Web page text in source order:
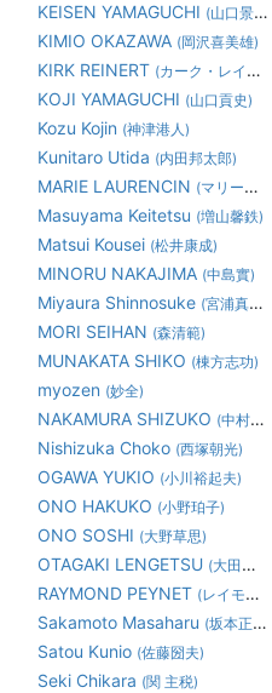
KEISEN YAMAGUCHI (山口景泉)
KIMIO OKAZAWA (岡沢喜美雄)
KIRK REINERT (カーク・レイナート)
KOJI YAMAGUCHI (山口貢史)
Kozu Kojin (神津港人)
Kunitaro Utida (内田邦太郎)
MARIE LAURENCIN (マリーローランサン)
Masuyama Keitetsu (増山馨鉄)
Matsui Kousei (松井康成)
MINORU NAKAJIMA (中島實)
Miyaura Shinnosuke (宮浦真之助)
MORI SEIHAN (森清範)
MUNAKATA SHIKO (棟方志功)
myozen (妙全)
NAKAMURA SHIZUKO (中村静子)
Nishizuka Choko (西塚朝光)
OGAWA YUKIO (小川裕起夫)
ONO HAKUKO (小野珀子)
ONO SOSHI (大野草思)
OTAGAKI LENGETSU (大田垣蓮月)
RAYMOND PEYNET (レイモン・ペイネ)
Sakamoto Masaharu (坂本正春)
Satou Kunio (佐藤圀夫)
Seki Chikara (関 主税)